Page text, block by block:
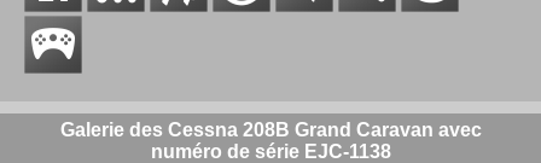
Galerie des Cessna 208B Grand Caravan avec
numéro de série EJC-1138